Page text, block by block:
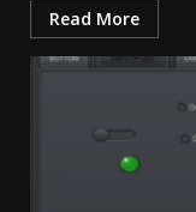
Read More